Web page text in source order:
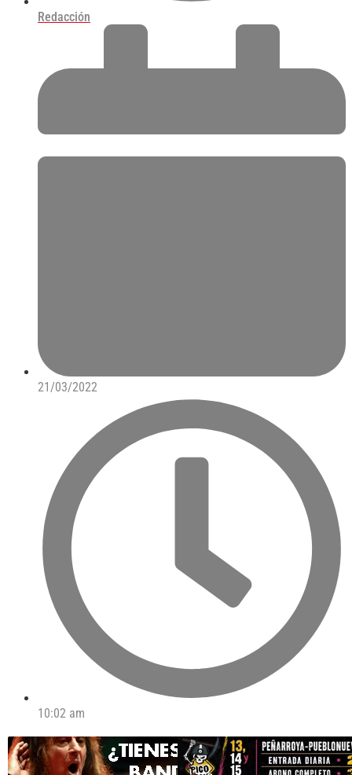
Redacción
21/03/2022
10:02 am